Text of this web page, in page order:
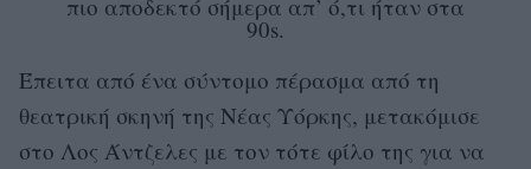
πιο αποδεκτό σήμερα απ’ ό,τι ήταν στα
90s.
Έπειτα από ένα σύντομο πέρασμα από τη
θεατρική σκηνή της Νέας Υόρκης, μετακόμισε
στο Λος Άντζελες με τον τότε φίλο της για να